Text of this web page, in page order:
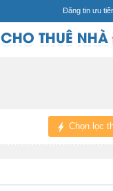
Đăng tin ưu
Chọn lọc